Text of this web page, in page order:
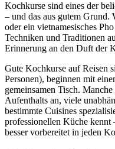
Kochkurse sind eines der
– und das aus gutem Grund.
oder ein vietnamesisches
Techniken und Traditionen
Erinnerung an den Duft der
Gute Kochkurse auf Reisen
Personen), beginnen mit
gemeinsamen Tisch.
Aufenthalts an, viele
bestimmte Cuisines
professionellen Küche kennt
besser vorbereitet in jeden